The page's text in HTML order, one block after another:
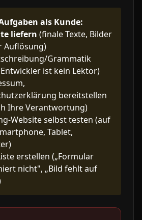
als Kunde:
liefern (finale Texte, Bilder
Auflösung)
Grammatik
ist kein Lektor)
bereitstellen
Ihre Verantwortung)
Website selbst testen (auf
Tablet,
erstellen („Formular
nicht", „Bild fehlt auf